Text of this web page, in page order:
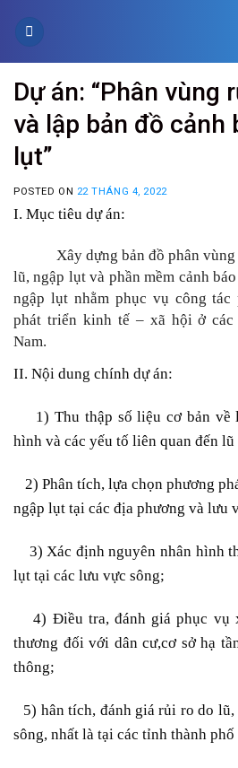
Dự án: “Phân vùng
và lập bản đồ cảnh
lụt”
POSTED ON 22 THÁNG 4, 2022
I. Mục tiêu dự án:
Xây dựng bản đồ phân
lũ, ngập lụt và phần mềm cảnh
ngập lụt nhằm phục vụ công
phát triển kinh tế – xã hội ở
Nam.
II. Nội dung chính dự án:
1) Thu thập số liệu cơ bản
hình và các yếu tố liên quan đến
2) Phân tích, lựa chọn phương
ngập lụt tại các địa phương và lưu
3)Xác định nguyên nhân hình
lụt tại các lưu vực sông;
4) Điều tra, đánh giá phục
thương đối với dân cư,cơ sở hạ
thông;
5) hân tích, đánh giá rủi ro do
sông, nhất là tại các tỉnh thành